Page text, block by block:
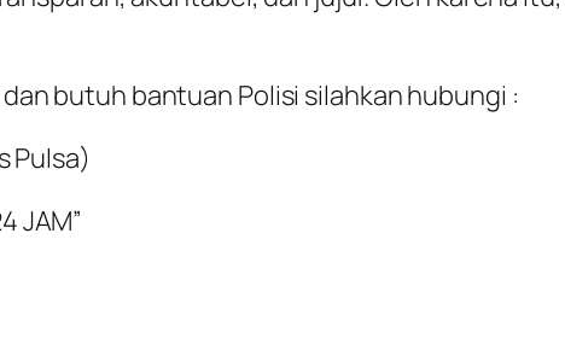
butuh bantuan Polisi silahkan hubungi :
Pulsa)
JAM”